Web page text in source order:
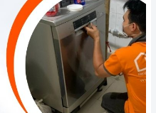
nên vệ sinhmáy rửa chén
ngừa vi khuẩn phát triển. Bạn
cách sử dụng các chất tẩy
chạy chương trình rửa vệ
Khi không sử dụng
máy